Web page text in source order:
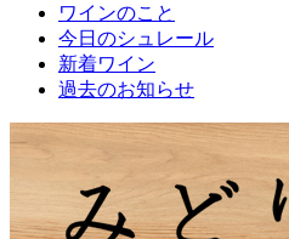
ワインのこと
今日のシュレール
新着ワイン
過去のお知らせ